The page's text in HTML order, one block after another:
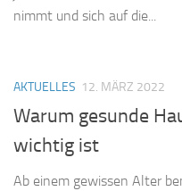
nimmt und sich auf die...
AKTUELLES 12. MÄRZ 2022
Warum gesunde
wichtig ist
Ab einem gewissen Alter